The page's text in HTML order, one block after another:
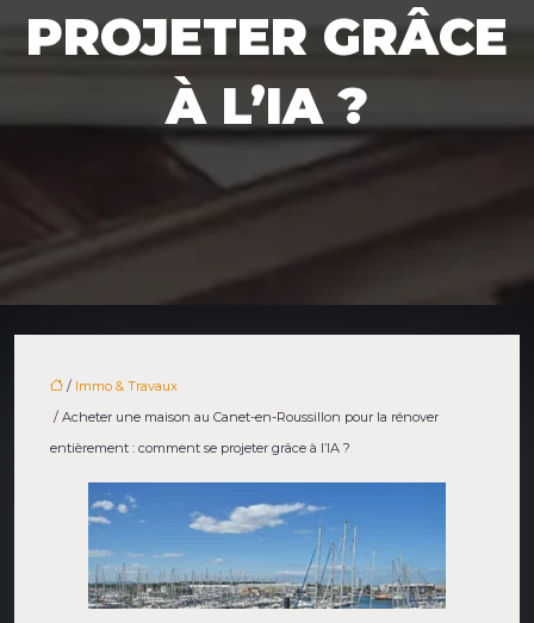
PROJETER GRÂCE
À L’IA ?
/ Immo & Travaux
/ Acheter une maison au Canet-en-Roussillon pour la rénover
entièrement : comment se projeter grâce à l’IA ?